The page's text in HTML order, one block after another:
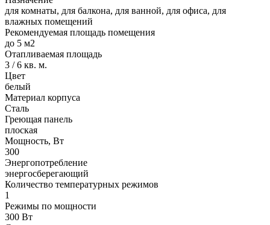
для комнаты, для балкона, для ванной, для офиса, для
влажных помещений
Рекомендуемая площадь помещения
до 5 м2
Отапливаемая площадь
3 / 6 кв. м.
Цвет
белый
Материал корпуса
Сталь
Греющая панель
плоская
Мощность, Вт
300
Энергопотребление
энергосберегающий
Количество температурных режимов
1
Режимы по мощности
300 Вт